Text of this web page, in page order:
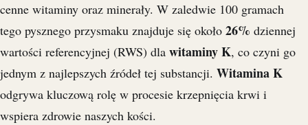
cenne witaminy oraz minerały. W zaledwie 100 gramach
tego pysznego przysmaku znajduje się około 26% dziennej
wartości referencyjnej (RWS) dla witaminy K, co czyni go
jednym z najlepszych źródeł tej substancji. Witamina K
odgrywa kluczową rolę w procesie krzepnięcia krwi i
wspiera zdrowie naszych kości.